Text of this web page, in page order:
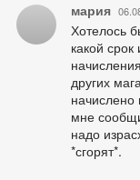
​мария
Хотелось
какой
других
начислено
мне
надо
*сгорят*.